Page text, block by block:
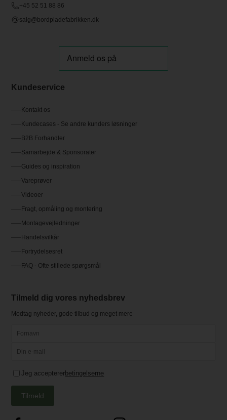
+45 52 51 88 86
salg@bordpladefabrikken.dk
Kundeservice
Kontakt os
Kundecases - Se andre kunders løsninger
B2B Forhandler
Samarbejde & Sponsorater
Guides og inspiration
Vareprøver
Videoer
Fragt, opmåling og montering
Montagevejledninger
Handelsvilkår
Fortrydelsesret
FAQ - Ofte stillede spørgsmål
Tilmeld dig vores nyhedsbrev
Modtag nyheder, gode tilbud og meget mere
Jeg accepterer betingelserne
Tilmeld